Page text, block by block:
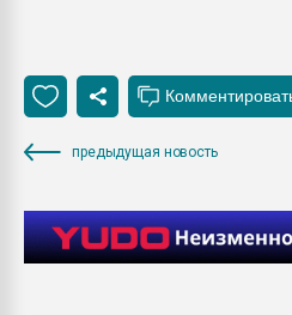
предыдущая новость